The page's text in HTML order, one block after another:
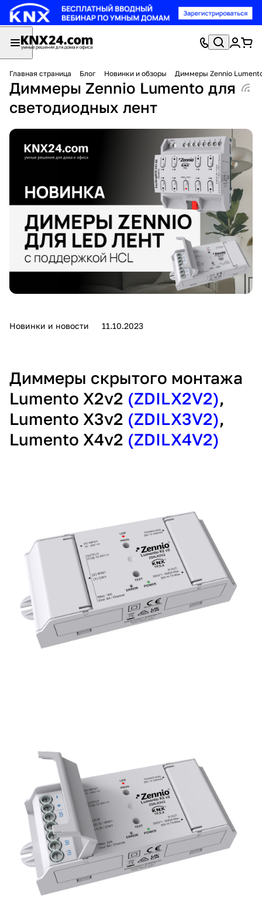
Главная страница Блог Новинки и обзоры Диммеры Zennio
Диммеры Zennio Lumento для
светодиодных лент
Новинки и новости 11.10.2023
Диммеры скрытого монтажа
Lumento X2v2 (ZDILX2V2),
Lumento X3v2 (ZDILX3V2),
Lumento X4v2 (ZDILX4V2)